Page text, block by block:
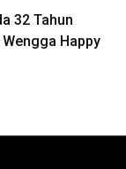
32 Tahun
Happy